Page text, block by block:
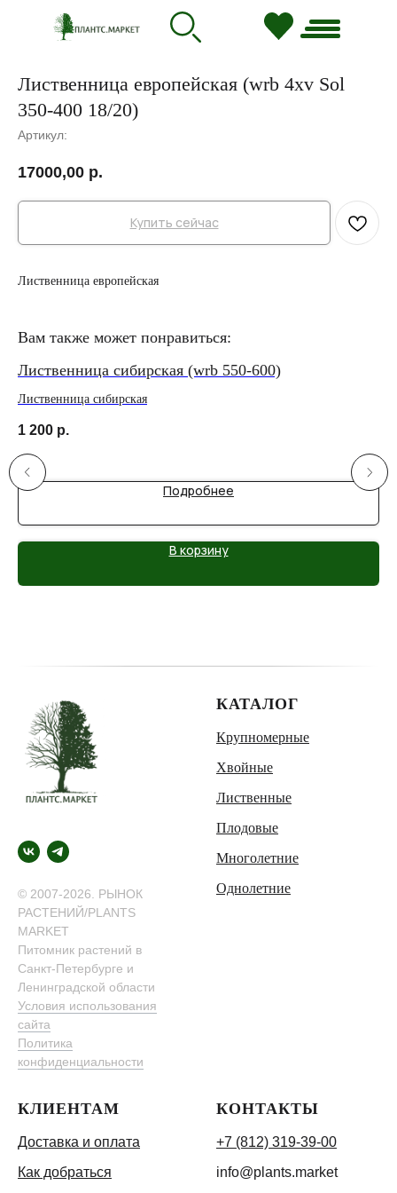
Лиственница европейская (wrb 4xv Sol
350-400 18/20)
Артикул:
17000,00 р.
Купить сейчас
Лиственница европейская
Вам также может понравиться:
Лиственница сибирская (wrb 550-600)
Лиственница сибирская
1 200 р.
Подробнее
В корзину
© 2007-2026. РЫНОК
РАСТЕНИЙ/PLANTS
MARKET
Питомник растений в
Санкт-Петербурге и
Ленинградской области
Условия использования
сайта
Политика
конфиденциальности
КАТАЛОГ
Крупномерные
Хвойные
Лиственные
Плодовые
Многолетние
Однолетние
КЛИЕНТАМ
Доставка и оплата
Как добраться
КОНТАКТЫ
+7 (812) 319-39-00
info@plants.market